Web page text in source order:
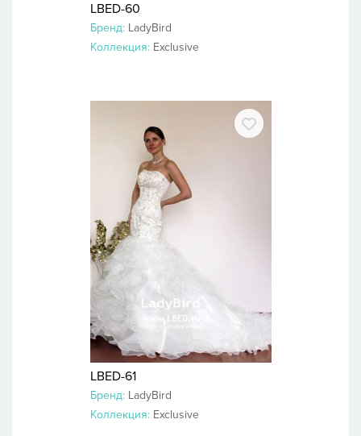
LBED-60
Бренд: LadyBird
Коллекция: Exclusive
LBED-61
Бренд: LadyBird
Коллекция: Exclusive